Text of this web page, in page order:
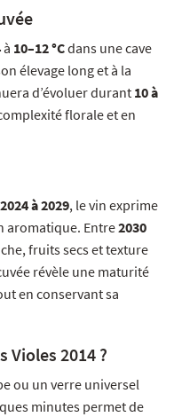
à 10–12 °Cdans une cave
élevage long et à la
d’évoluer durant 10 à
florale et en
2024 à 2029, le vin exprime
aromatique. Entre2030
fruits secs et texture
révèle une maturité
en conservant sa
Violes 2014 ?
ou un verre universel
minutes permet de